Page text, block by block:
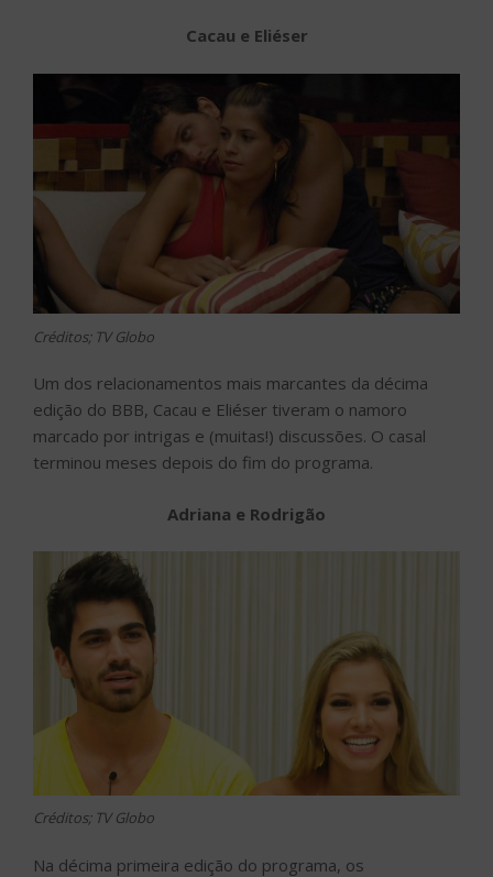
Cacau e Eliéser
Créditos; TV Globo
Um dos relacionamentos mais marcantes da décima
edição do BBB, Cacau e Eliéser tiveram o namoro
marcado por intrigas e (muitas!) discussões. O casal
terminou meses depois do fim do programa.
Adriana e Rodrigão
Créditos; TV Globo
Na décima primeira edição do programa, os